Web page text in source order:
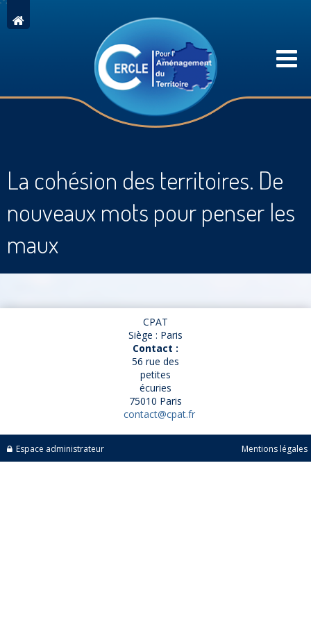
La cohésion des territoires. De
nouveaux mots pour penser les
maux
CPAT
Siège : Paris
Contact :
56 rue des
petites
écuries
75010 Paris
contact@cpat.fr
Espace administrateur Mentions légales